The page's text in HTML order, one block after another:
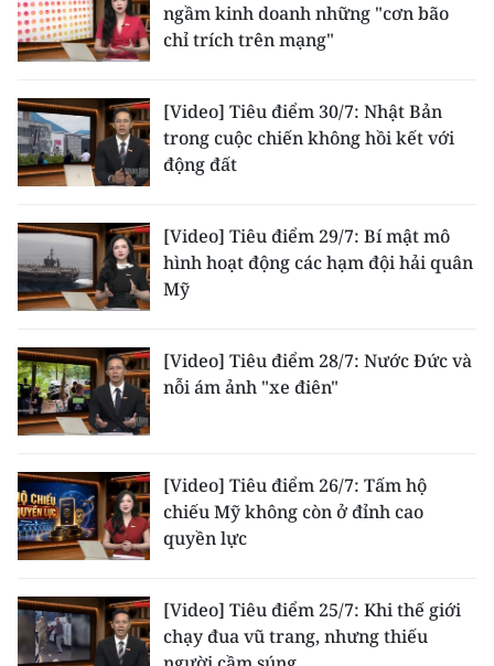
ENGLISH
中文
FRANÇAIS
РУССКИЙ
ESPAÑOL
한국어
ngầm kinh doanh những "cơn bão
chỉ trích trên mạng"
[Video] Tiêu điểm 30/7: Nhật Bản
trong cuộc chiến không hồi kết với
động đất
[Video] Tiêu điểm 29/7: Bí mật mô
hình hoạt động các hạm đội hải quân
Mỹ
[Video] Tiêu điểm 28/7: Nước Đức và
nỗi ám ảnh "xe điên"
[Video] Tiêu điểm 26/7: Tấm hộ
chiếu Mỹ không còn ở đỉnh cao
quyền lực
[Video] Tiêu điểm 25/7: Khi thế giới
chạy đua vũ trang, nhưng thiếu